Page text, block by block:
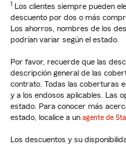
1 Los clientes siempre pueden
descuento por dos o más
Los ahorros, nombres de los
podrían variar según el estado.
Por favor, recuerde que las
descripción general de las
contrato. Todas las coberturas
y a los endosos aplicables. Las
estado. Para conocer más
estado, localice a un agente de
Los descuentos y su